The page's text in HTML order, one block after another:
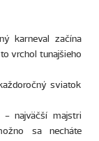
karneval začína
vrchol tunajšieho
sviatok
- najväčší majstri
sa necháte